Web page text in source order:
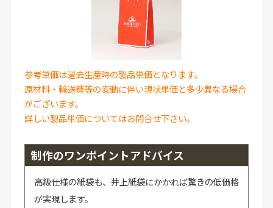
参考単価は過去生産時の製品単価となります。
原材料・輸送費等の変動に伴い現状単価と多少異なる場合
がございます。
詳しい製品単価についてはお問合せ下さい。
制作のワンポイントアドバイス
高級仕様の紙袋も、井上紙袋にかかれば驚きの低価格
が実現します。